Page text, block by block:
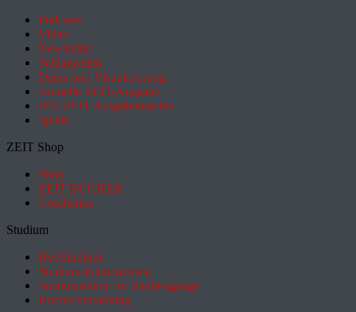
Podcasts
Video
Newsletter
Schlagzeilen
Daten und Visualisierung
Aktuelle ZEIT-Ausgabe
DIE ZEIT Ausgabenarchiv
Spiele
ZEIT Shop
Shop
ZEIT BÜCHER
Geschenke
Studium
HeyStudium
Studium-Interessentest
Suchmaschine für Studiengänge
Hochschulranking